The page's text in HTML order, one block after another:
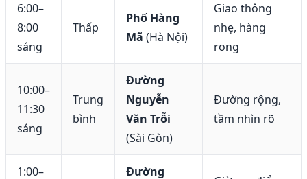
6:00–
8:00
sáng
Thấp
Phố Hàng
Mã (Hà Nội)
Giao thông
nhẹ, hàng
rong
10:00–
11:30
sáng
Trung
bình
Đường
Nguyễn
Văn Trỗi
(Sài Gòn)
Đường rộng,
tầm nhìn rõ
1:00– Đường